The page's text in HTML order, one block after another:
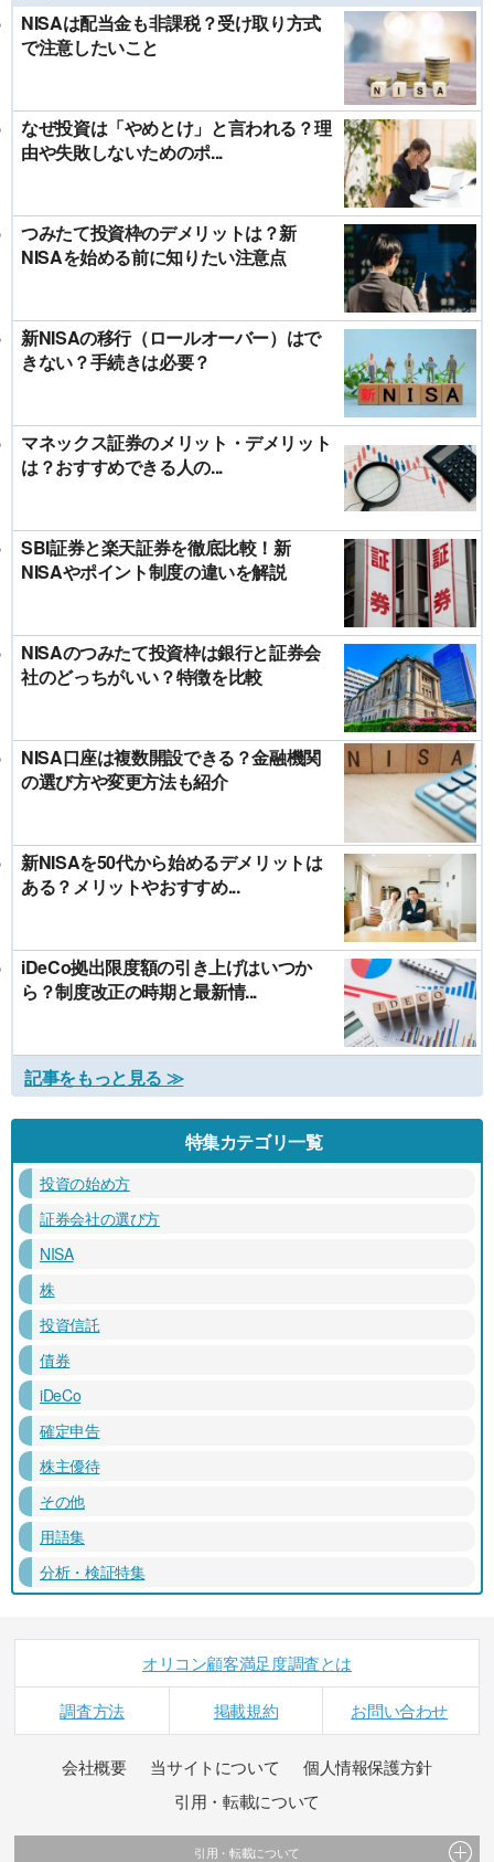
NISAは配当金も非課税？受け取り方式
で注意したいこと
なぜ投資は「やめとけ」と言われる？理
由や失敗しないためのポ...
つみたて投資枠のデメリットは？新
NISAを始める前に知りたい注意点
新NISAの移行（ロールオーバー）はで
きない？手続きは必要？
マネックス証券のメリット・デメリット
は？おすすめできる人の...
SBI証券と楽天証券を徹底比較！新
NISAやポイント制度の違いを解説
NISAのつみたて投資枠は銀行と証券会
社のどっちがいい？特徴を比較
NISA口座は複数開設できる？金融機関
の選び方や変更方法も紹介
新NISAを50代から始めるデメリットは
ある？メリットやおすすめ...
iDeCo拠出限度額の引き上げはいつか
ら？制度改正の時期と最新情...
記事をもっと見る ≫
特集カテゴリ一覧
投資の始め方
証券会社の選び方
NISA
株
投資信託
債券
iDeCo
確定申告
株主優待
その他
用語集
分析・検証特集
オリコン顧客満足度調査とは
調査方法 掲載規約 お問い合わせ
会社概要 当サイトについて
個人情報保護方針
引用・転載について
引用・転載について